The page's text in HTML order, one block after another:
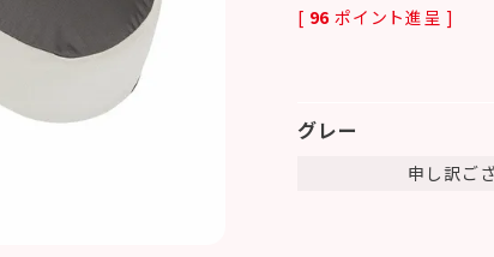
[ 96 ポイント進呈 ]
グレー
申し訳ご